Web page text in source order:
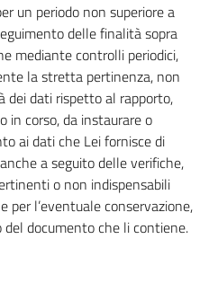
un periodo non superiore a
delle finalità sopra
mediante controlli periodici,
la stretta pertinenza, non
dei dati rispetto al rapporto,
in corso, da instaurare o
ai dati che Lei fornisce di
a seguito delle verifiche,
o non indispensabili
per l’eventuale conservazione,
del documento che li contiene.